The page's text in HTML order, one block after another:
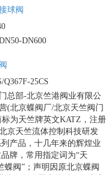
球阀
DN600
Q367F-25CS
总部-北京竺港阀业有限公
(北京蝶阀厂/北京天竺阀门
为天竺牌英文KATZ，注册
京天竺流体控制科技研发
产品，十几年来的辉煌业
牌，常用指定词为“天
蝶阀”；声明因原北京蝶阀